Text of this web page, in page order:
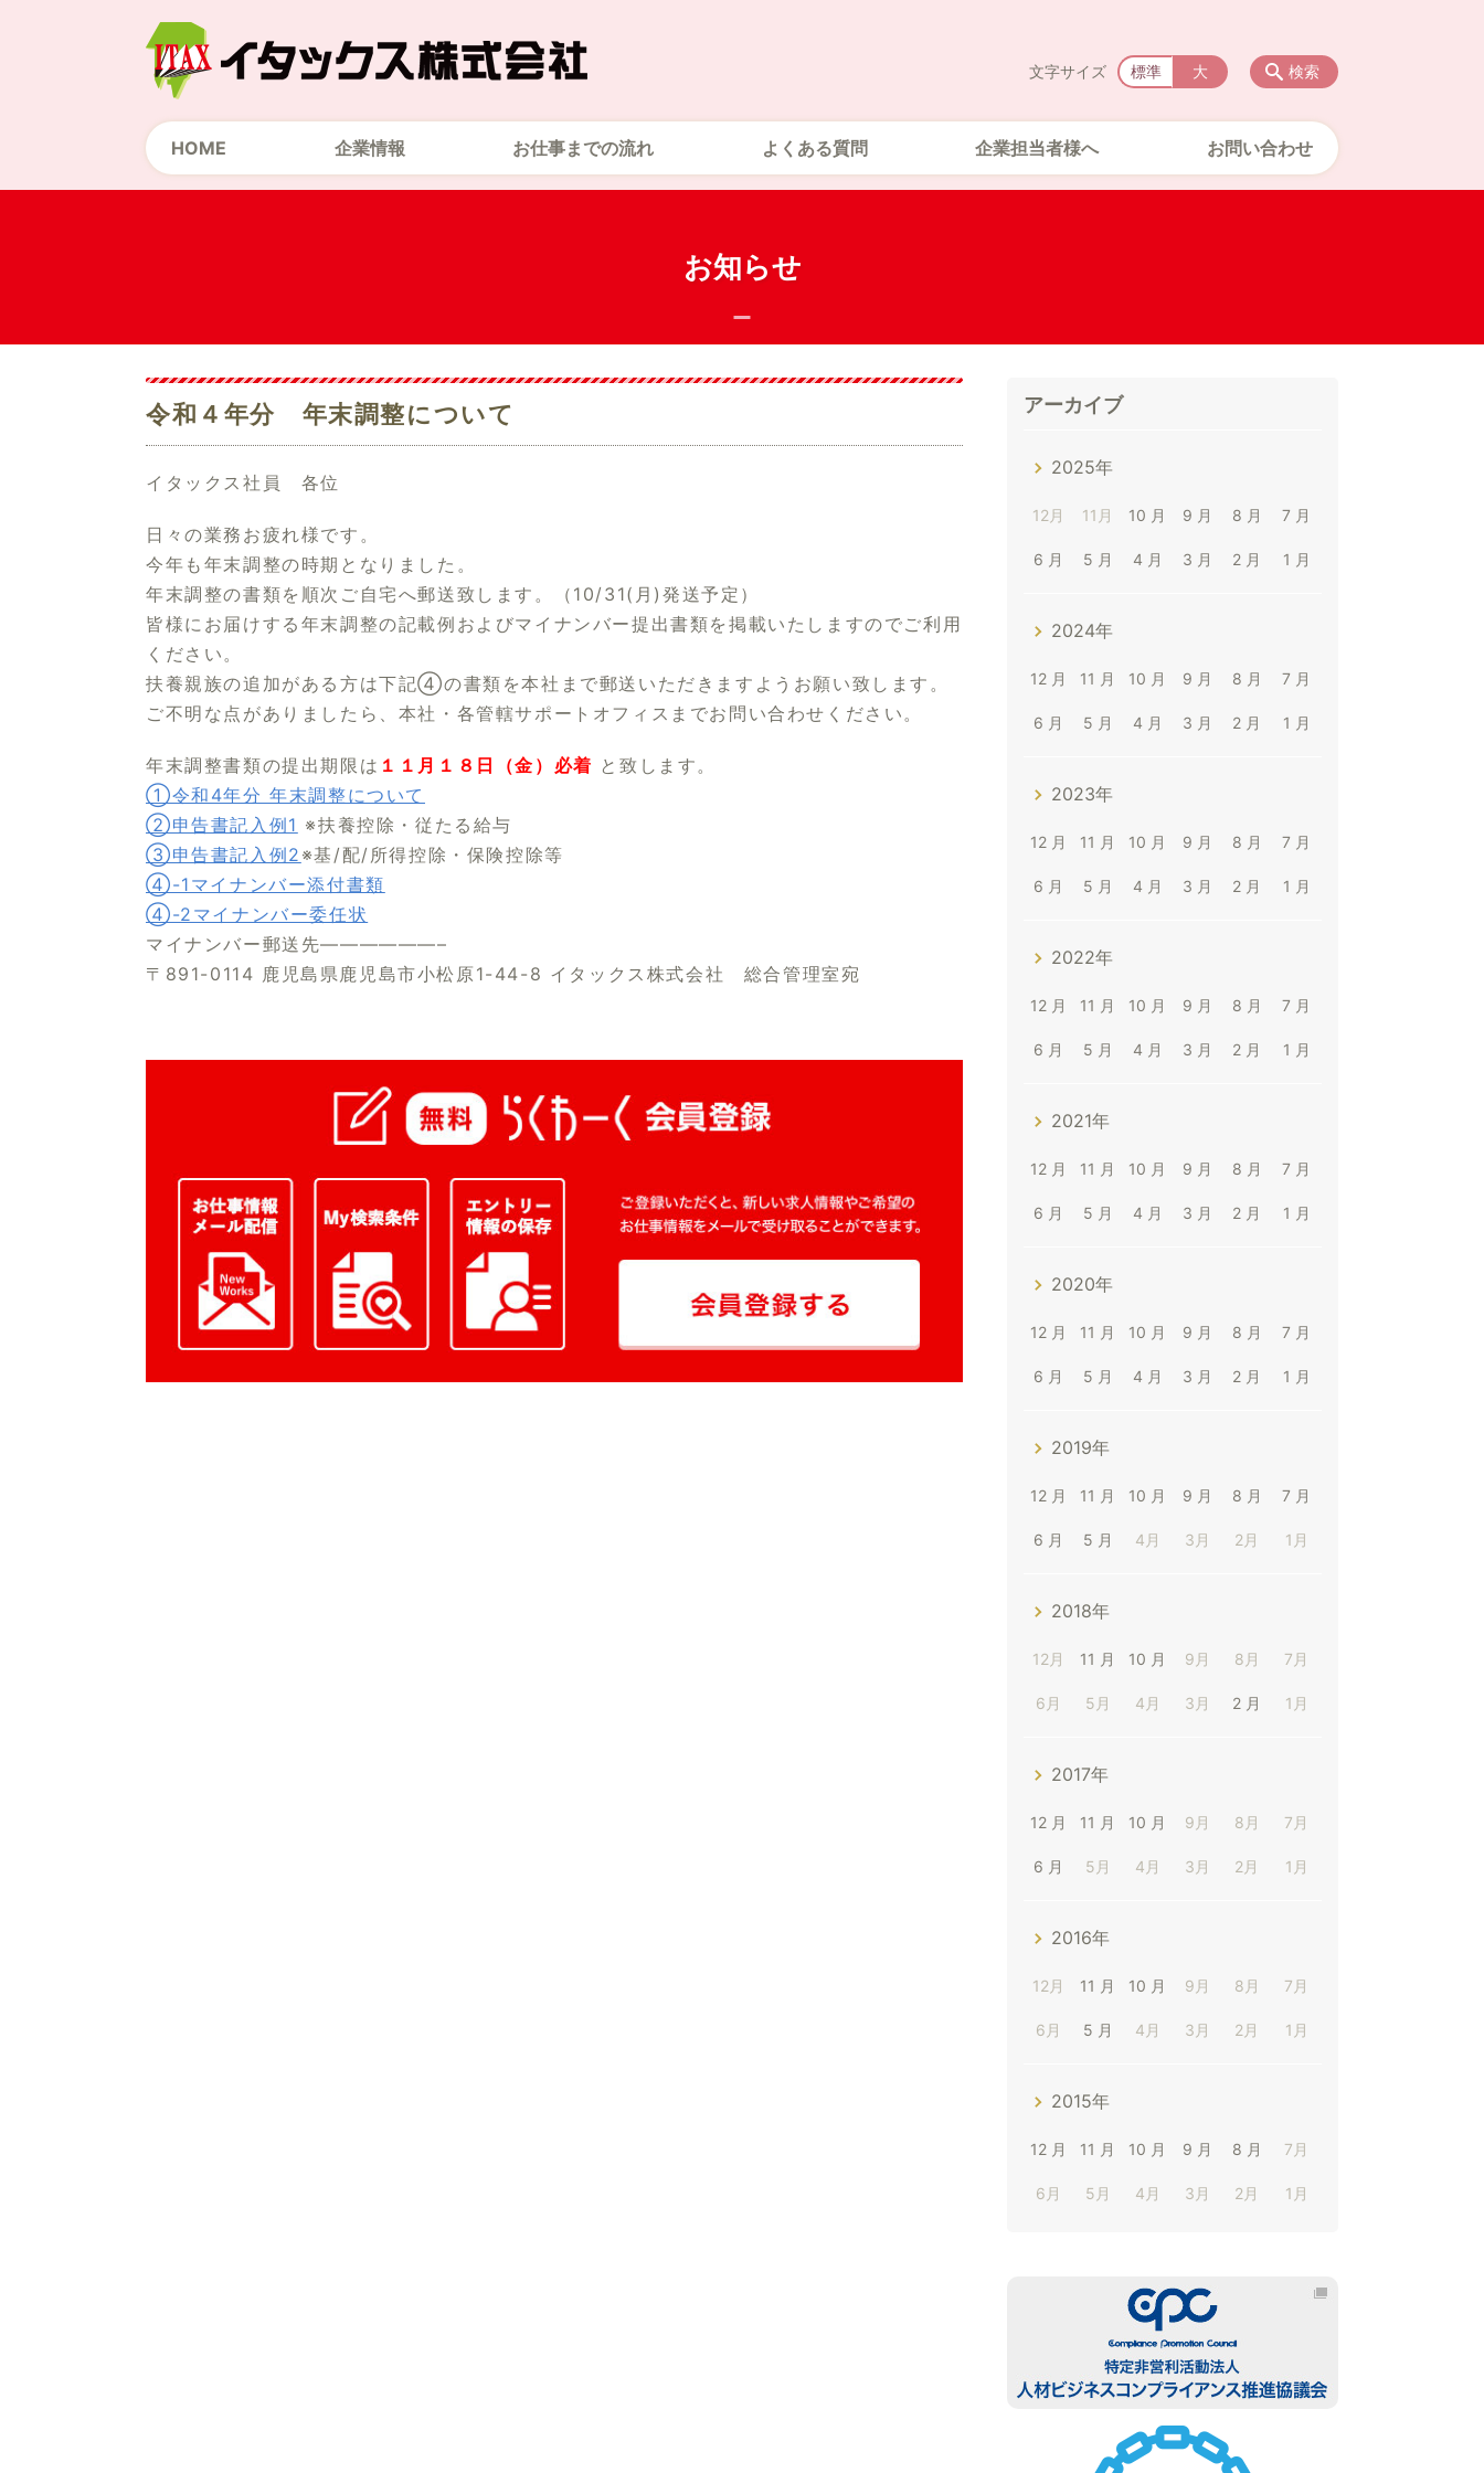
HOME 企業情報 お仕事までの流れ よくある質問 企業担当者様へ お問い合わせ
検索
文字サイズ 標準 大
お知らせ
令和４年分 年末調整について
イタックス社員 各位
日々の業務お疲れ様です。
今年も年末調整の時期となりました。
年末調整の書類を順次ご自宅へ郵送致します。（10/31(月)発送予定）
皆様にお届けする年末調整の記載例およびマイナンバー提出書類を掲載いたしますのでご利用
ください。
扶養親族の追加がある方は下記④の書類を本社まで郵送いただきますようお願い致します。
ご不明な点がありましたら、本社・各管轄サポートオフィスまでお問い合わせください。
年末調整書類の提出期限は １１月１８日（金）必着 と致します。
①令和4年分 年末調整について
②申告書記入例1 ※扶養控除・従たる給与
③申告書記入例2 ※基/配/所得控除・保険控除等
④-1マイナンバー添付書類
④-2マイナンバー委任状
マイナンバー郵送先——————–
〒891-0114 鹿児島県鹿児島市小松原1-44-8 イタックス株式会社 総合管理室宛
アーカイブ
2025年
12月 11月 10 月 9 月 8 月 7 月
6 月 5 月 4 月 3 月 2 月 1 月
2024年
12 月 11 月 10 月 9 月 8 月 7 月
6 月 5 月 4 月 3 月 2 月 1 月
2023年
12 月 11 月 10 月 9 月 8 月 7 月
6 月 5 月 4 月 3 月 2 月 1 月
2022年
12 月 11 月 10 月 9 月 8 月 7 月
6 月 5 月 4 月 3 月 2 月 1 月
2021年
12 月 11 月 10 月 9 月 8 月 7 月
6 月 5 月 4 月 3 月 2 月 1 月
2020年
12 月 11 月 10 月 9 月 8 月 7 月
6 月 5 月 4 月 3 月 2 月 1 月
2019年
12 月 11 月 10 月 9 月 8 月 7 月
6 月 5 月 4月 3月 2月 1月
2018年
12月 11 月 10 月 9月 8月 7月
6月 5月 4月 3月 2 月 1月
2017年
12 月 11 月 10 月 9月 8月 7月
6 月 5月 4月 3月 2月 1月
2016年
12月 11 月 10 月 9月 8月 7月
6月 5 月 4月 3月 2月 1月
2015年
12 月 11 月 10 月 9 月 8 月 7月
6月 5月 4月 3月 2月 1月